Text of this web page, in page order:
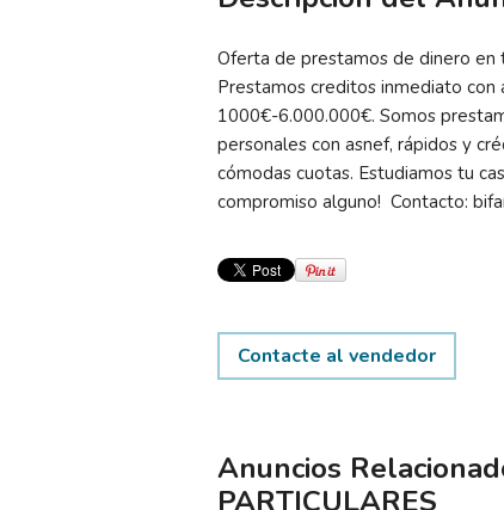
Oferta de prestamos de dinero en
Prestamos creditos inmediato
1000€-6.000.000€. Somos
personales con asnef, rápidos y
cómodas cuotas. Estudiamos tu
compromiso alguno! Contacto:
Contacte al vendedor
Anuncios
PARTICULARES